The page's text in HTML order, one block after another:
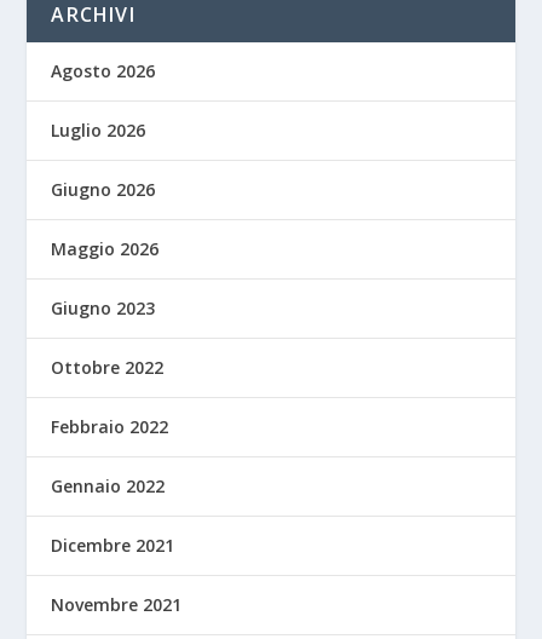
ARCHIVI
Agosto 2026
Luglio 2026
Giugno 2026
Maggio 2026
Giugno 2023
Ottobre 2022
Febbraio 2022
Gennaio 2022
Dicembre 2021
Novembre 2021